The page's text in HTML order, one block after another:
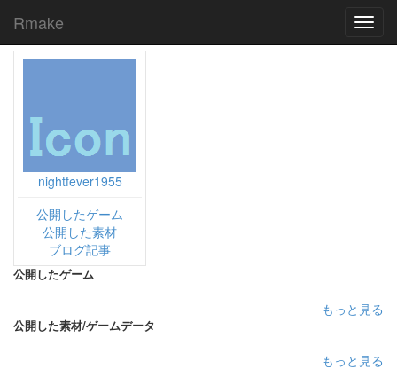
Rmake
nightfever1955
公開したゲーム
公開した素材
ブログ記事
公開したゲーム
もっと見る
公開した素材/ゲームデータ
もっと見る